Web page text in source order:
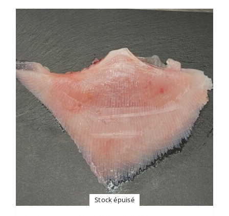
Contact
Mon compte
Panier
Stock épuisé